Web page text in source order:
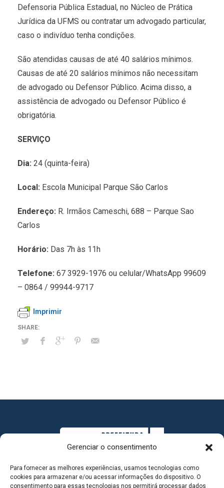
Gerenciar o consentimento
Para fornecer as melhores experiências, usamos tecnologias como
cookies para armazenar e/ou acessar informações do dispositivo. O
consentimento para essas tecnologias nos permitirá processar dados
Defensoria Pública Estadual, no Núcleo de Prática
Jurídica da UFMS ou contratar um advogado particular,
caso o indivíduo tenha condições.
São atendidas causas de até 40 salários mínimos.
Causas de até 20 salários mínimos não necessitam
de advogado ou Defensor Público. Acima disso, a
assistência de advogado ou Defensor Público é
obrigatória.
SERVIÇO
Dia: 24 (quinta-feira)
Local: Escola Municipal Parque São Carlos
Endereço: R. Irmãos Cameschi, 688 – Parque Sao
Carlos
Horário: Das 7h às 11h
Telefone: 67 3929-1976 ou celular/WhatsApp 99609
– 0864 / 99944-9717
Imprimir